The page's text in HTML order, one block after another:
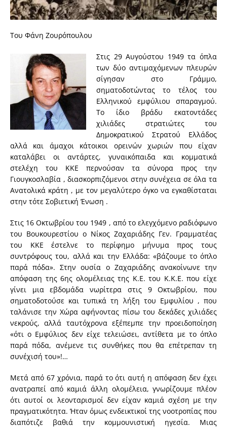
Του Φάνη Ζουρόπουλου
Στις 29 Αυγούστου 1949 τα όπλα
των δύο αντιμαχόμενων πλευρών
σίγησαν στο Γράμμο,
σηματοδοτώντας το τέλος του
Ελληνικού εμφύλιου σπαραγμού.
Το ίδιο βράδυ εκατοντάδες
χιλιάδες στρατιώτες του
Δημοκρατικού Στρατού Ελλάδος
αλλά και άμαχοι κάτοικοι ορεινών χωριών που είχαν
καταλάβει οι αντάρτες, γυναικόπαιδα και κομματικά
στελέχη του ΚΚΕ περνούσαν τα σύνορα προς την
Γιουγκοσλαβία , διασκορπιζόμενοι στην συνέχεια σε όλα τα
Ανατολικά κράτη , με τον μεγαλύτερο όγκο να εγκαθίσταται
στην τότε Σοβιετική Ένωση .
Στις 16 Οκτωβρίου του 1949 , από το ελεγχόμενο ραδιόφωνο
του Βουκουρεστίου ο Νίκος Ζαχαριάδης Γεν. Γραμματέας
του ΚΚΕ έστελνε το περίφημο μήνυμα προς τους
συντρόφους του, αλλά και την Ελλάδα: «βάζουμε το όπλο
παρά πόδα». Στην ουσία ο Ζαχαριάδης ανακοίνωνε την
απόφαση της 6ης ολομέλειας της Κ.Ε. του Κ.Κ.Ε. που είχε
γίνει μια εβδομάδα νωρίτερα στις 9 Οκτωβρίου, που
σηματοδοτούσε και τυπικά τη λήξη του Εμφυλίου , που
ταλάνισε την Χώρα αφήνοντας πίσω του δεκάδες χιλιάδες
νεκρούς, αλλά ταυτόχρονα εξέπεμπε την προειδοποίηση
«ότι ο Εμφύλιος δεν είχε τελειώσει, αντίθετα με το όπλο
παρά πόδα, ανέμενε τις συνθήκες που θα επέτρεπαν τη
συνέχισή του»!…
Μετά από 67 χρόνια, παρά το ότι αυτή η απόφαση δεν έχει
ανατραπεί από καμιά άλλη ολομέλεια, γνωρίζουμε πλέον
ότι αυτοί οι λεονταρισμοί δεν είχαν καμιά σχέση με την
πραγματικότητα. Ήταν όμως ενδεικτικοί της νοοτροπίας που
διαπότιζε βαθιά την κομμουνιστική ηγεσία. Μιας